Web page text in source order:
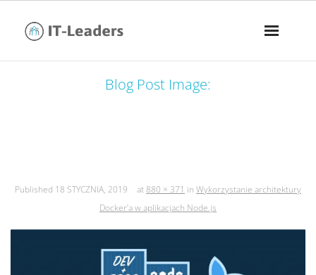
Blog Post Image:
Published 18 STYCZNIA, 2019 at880 × 371 in Wykorzystanie architektury
Docker’a w aplikacjach Node.js